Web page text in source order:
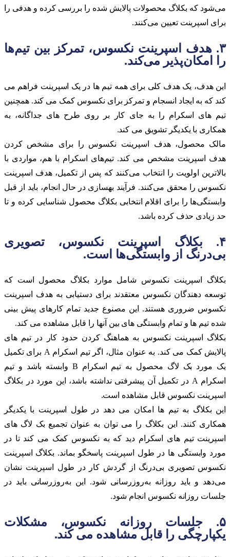
می‌شود که بکلاگ محصولات پالایش شده را بررسی کرده و هدفی را
برای اسپرینت تعیین می‌کنند.
۳. هدف اسپرینت نکسوس، تمرکز بین تیم‌ها
را امکان‌پذیر می‌کند.
این هدف، یک هدف کلی برای همه تیم ها در یک اسپرینت فراهم می
کند که به ایجاد انسجام و تمرکز برای نکسوس کمک می کند. همچنین
تیم های اسکرام را به جای کار بر روی طرح های جداگانه، به
همکاری با یکدیگر تشویق می کند.
مالک محصول، هدف اسپرینت نکسوس را برای مشخص کردن
هدف اسپرینت مشخص می کند. تیم‌های اسکرام با هم، مواردی با
بالاترین اولویت را انتخاب می‌کنند که پس از تکمیل، هدف اسپرینت
نکسوس را محقق می‌کنند. فرآیند بهسازی در حال انجام، باید از قبل
وابستگی‌ها را برای اقلام انتخابی بکلاگ محصول شناسایی کرده و تا
حد زیادی حذف کرده باشد.
۴. بکلاگ اسپرینت نکسوس، تصویری
بی‌درنگ از وابستگی‌ها است.
بکلاگ اسپرینت نکسوس شامل موارد بکلاگ محصول است که
توسعه دهندگان نکسوس معتقدند برای دستیابی به هدف اسپرینت
نکسوس ضروری هستند. این مصنوع جدید تمام کارهای پیش بینی
شده تیم ها و تمام وابستگی های بین آنها را قابل مشاهده می کند.
بکلاگ اسپرینت نکسوس به هماهنگ کردن حدود کار در تیم های
پالایش کمک می کند. به عنوان مثال، اگر تیم اسکرام A برای تکمیل
یک مورد بک لاگ محصول به تیم اسکرام B وابسته باشد و تیم
اسکرام A در تکمیل آن پیشرفتی نداشته باشد، این مورد در بکلاگ
اسپرینت نکسوس قابل مشاهده است.
این بکلاگ به تیم ها امکان می دهد در طول اسپرینت با یکدیگر
همکاری کنند. این بکلاگ را می توان به عنوان تجمیع بک لاگ های
اسپرینت تیم های اسکرام دید که به نکسوس کمک می کند تا در
مورد وابستگی ها در طول اسپرینت پاسخگو بماند. بکلاگ اسپرینت
نکسوس تصویری بی‌درنگ از گردش کار در طول اسپرینت نشان
می‌دهد و باید روزانه به‌روزرسانی شود. این به‌روزرسانی باید در
جلسات روزانه نکسوس انجام شود.
۵. جلسات روزانه نکسوس، مشکلات
یکپارچگی را قابل مشاهده می کند.